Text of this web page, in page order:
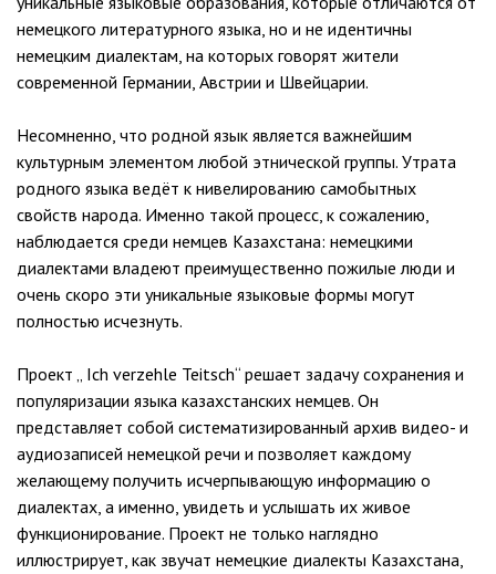
немецкого литературного языка, но и не идентичны
немецким диалектам, на которых говорят жители
современной Германии, Австрии и Швейцарии.
Несомненно, что родной язык является важнейшим
культурным элементом любой этнической группы. Утрата
родного языка ведёт к нивелированию самобытных
свойств народа. Именно такой процесс, к сожалению,
наблюдается среди немцев Казахстана: немецкими
диалектами владеют преимущественно пожилые люди и
очень скоро эти уникальные языковые формы могут
полностью исчезнуть.
Проект „ Ich verzehle Teitsch“ решает задачу сохранения и
популяризации языка казахстанских немцев. Он
представляет собой систематизированный архив видео- и
аудиозаписей немецкой речи и позволяет каждому
желающему получить исчерпывающую информацию о
диалектах, а именно, увидеть и услышать их живое
функционирование. Проект не только наглядно
иллюстрирует, как звучат немецкие диалекты Казахстана,